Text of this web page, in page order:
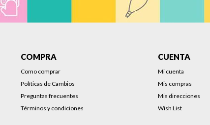
COMPRA
Como comprar
Políticas de Cambios
Preguntas frecuentes
Términos y condiciones
CUENTA
Mi cuenta
Mis compras
Mis direcciones
Wish List